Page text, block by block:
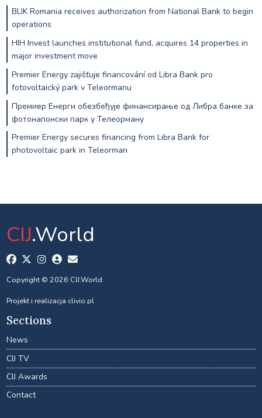
BLIK Romania receives authorization from National Bank to begin
operations
HIH Invest launches institutional fund, acquires 14 properties in
major investment move
Premier Energy zajišťuje financování od Libra Bank pro
fotovoltaický park v Teleormanu
Премиер Енерги обезбеђује финансирање од Либра банке за
фотонапонски парк у Телеорману
Premier Energy secures financing from Libra Bank for
photovoltaic park in Teleorman
CIJ.World
Copyright © 2026 CIJ.World
Projekt i realizacja clivio.pl
Sections
News
CIJ TV
CIJ Awards
Contact